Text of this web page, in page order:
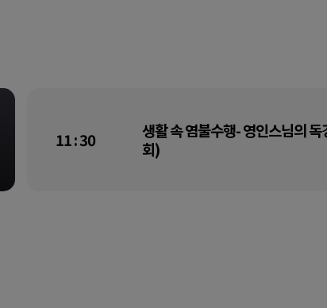
11 : 30
생활 속 염불수행- 영인스님의
회)